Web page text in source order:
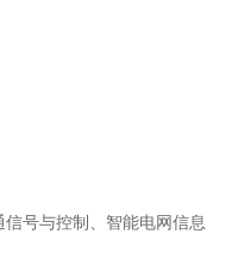
号与控制、 智能电网信息